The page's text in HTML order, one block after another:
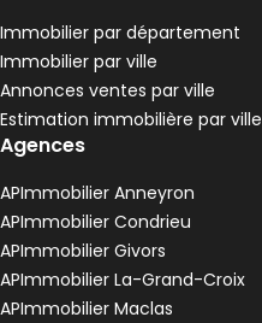
Immobilier par département
Immobilier par ville
Annonces ventes par ville
Estimation immobilière par ville
Agences
APImmobilier Anneyron
APImmobilier Condrieu
APImmobilier Givors
APImmobilier La-Grand-Croix
APImmobilier Maclas